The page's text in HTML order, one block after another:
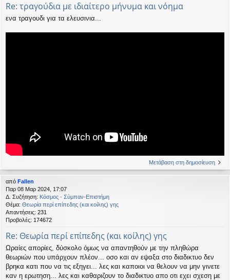
Re: τραγούδια με ιδιαίτερο μήνυμα και νόημα
ενα τραγουδι για τα ελευσινια...
Μετάβαση στη δημοσίευση
από Fallen
Παρ 08 Μαρ 2024, 17:07
Δ. Συζήτηση: Κόσμος - Σύμπαν-Επιστήμη
Θέμα: Θεωρία περί επίπεδης (και κοίλης) γης
Απαντήσεις: 231
Προβολές: 174672
Re: Θεωρία περί επίπεδης (και κοίλης) γης
Ωραίες απορίες, δύσκολο όμως να απαντηθούν με την πληθώρα
θεωριών που υπάρχουν πλέον... οσο και αν εψαξα στο διαδικτυο δεν
βρηκα κατι που να τις εξηγει... λες και καποιοι να θελουν να μην γινετε
καν η ερωτηση... λες και καθαριζουν το διαδικτυο απο οτι εχει σχεση με